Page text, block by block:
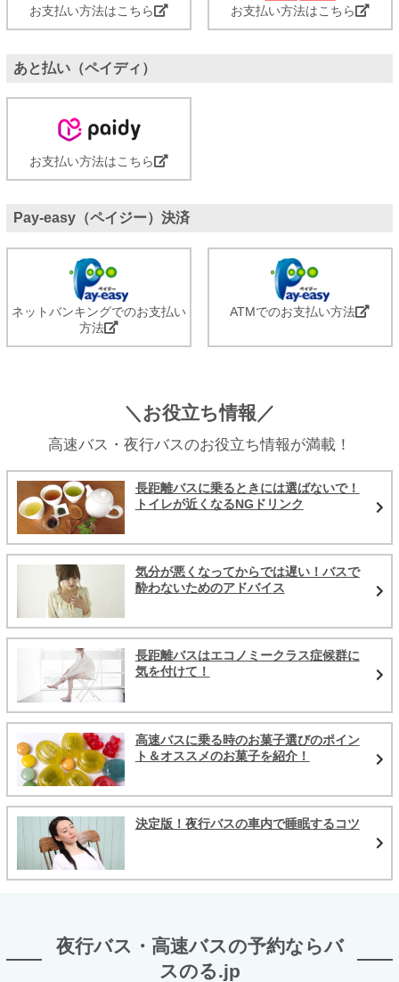
お支払い方法はこちら お支払い方法はこちら
あと払い（ペイディ）
お支払い方法はこちら
Pay-easy（ペイジー）決済
ネットバンキングでのお支払い
方法
ATMでのお支払い方法
＼お役立ち情報／
高速バス・夜行バスのお役立ち情報が満載！
長距離バスに乗るときには選ばないで！
トイレが近くなるNGドリンク
気分が悪くなってからでは遅い！バスで
酔わないためのアドバイス
長距離バスはエコノミークラス症候群に
気を付けて！
高速バスに乗る時のお菓子選びのポイン
ト＆オススメのお菓子を紹介！
決定版！夜行バスの車内で睡眠するコツ
夜行バス・高速バスの予約ならバ
スのる.jp